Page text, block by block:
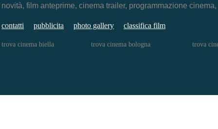
novità, film anteprime, cinema trailer, programmazione
contatti pubblicita photo gallery classifica film
trova cinema biella trova cinema bologna trova